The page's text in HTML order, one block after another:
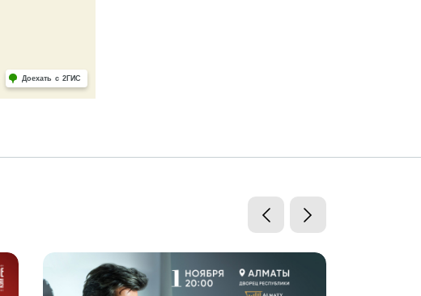
Доехать с 2ГИС